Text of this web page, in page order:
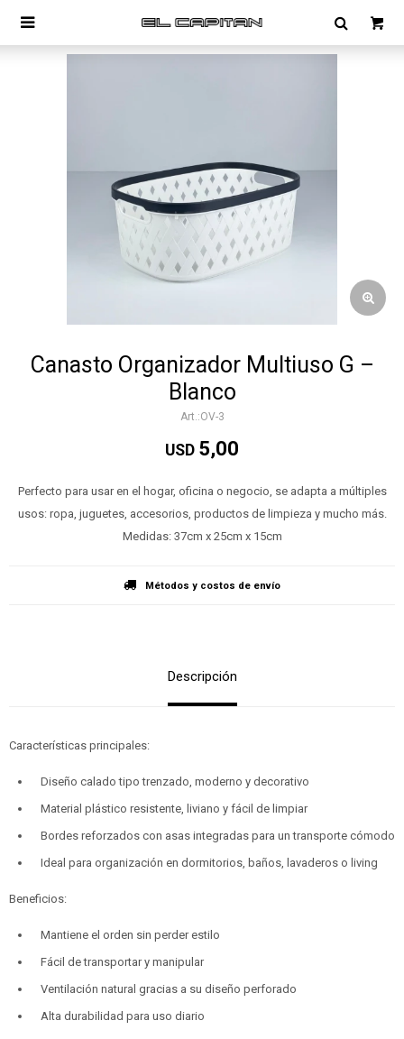

Canasto Organizador Multiuso G –
Blanco
OV-3
USD 5,00
Perfecto para usar en el hogar, oficina o negocio, se adapta a múltiples
usos: ropa, juguetes, accesorios, productos de limpieza y mucho más.
Medidas: 37cm x 25cm x 15cm
Métodos y costos de envío
Descripción
Características principales:
Diseño calado tipo trenzado, moderno y decorativo
Material plástico resistente, liviano y fácil de limpiar
Bordes reforzados con asas integradas para un transporte cómodo
Ideal para organización en dormitorios, baños, lavaderos o living
Beneficios:
Mantiene el orden sin perder estilo
Fácil de transportar y manipular
Ventilación natural gracias a su diseño perforado
Alta durabilidad para uso diario